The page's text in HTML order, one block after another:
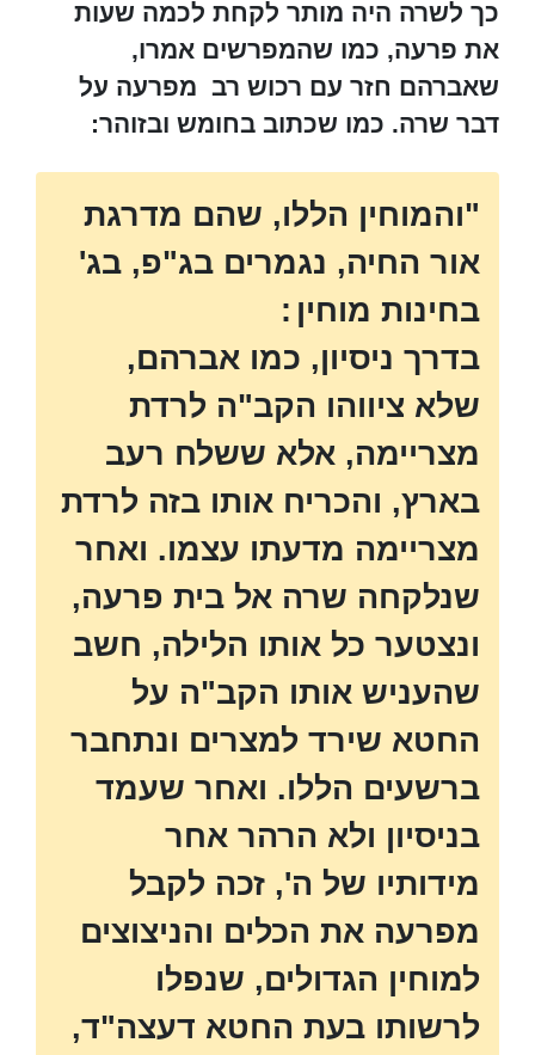
כך לשרה היה מותר לקחת לכמה שעות
את פרעה, כמו שהמפרשים אמרו,
שאברהם חזר עם רכוש רב מפרעה על
דבר שרה. כמו שכתוב בחומש ובזוהר:
"והמוחין הללו, שהם מדרגת
אור החיה, נגמרים בג"פ, בג'
בחינות מוחין :
בדרך ניסיון, כמו אברהם,
שלא ציווהו הקב"ה לרדת
מצריימה, אלא ששלח רעב
בארץ, והכריח אותו בזה לרדת
מצריימה מדעתו עצמו. ואחר
שנלקחה שרה אל בית פרעה,
ונצטער כל אותו הלילה, חשב
שהעניש אותו הקב"ה על
החטא שירד למצרים ונתחבר
ברשעים הללו. ואחר שעמד
בניסיון ולא הרהר אחר
מידותיו של ה', זכה לקבל
מפרעה את הכלים והניצוצים
למוחין הגדולים, שנפלו
לרשותו בעת החטא דעצה"ד,